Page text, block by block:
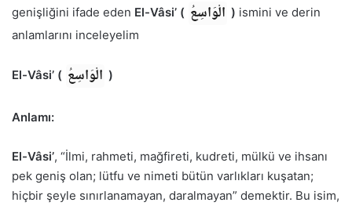
genişliğini ifade eden El-Vâsi’ ( الْوَاسِعُ ) ismini ve derin
anlamlarını inceleyelim
El-Vâsi’ ( الْوَاسِعُ )
Anlamı:
El-Vâsi’, “İlmi, rahmeti, mağfireti, kudreti, mülkü ve ihsanı
pek geniş olan; lütfu ve nimeti bütün varlıkları kuşatan;
hiçbir şeyle sınırlanamayan, daralmayan” demektir. Bu isim,